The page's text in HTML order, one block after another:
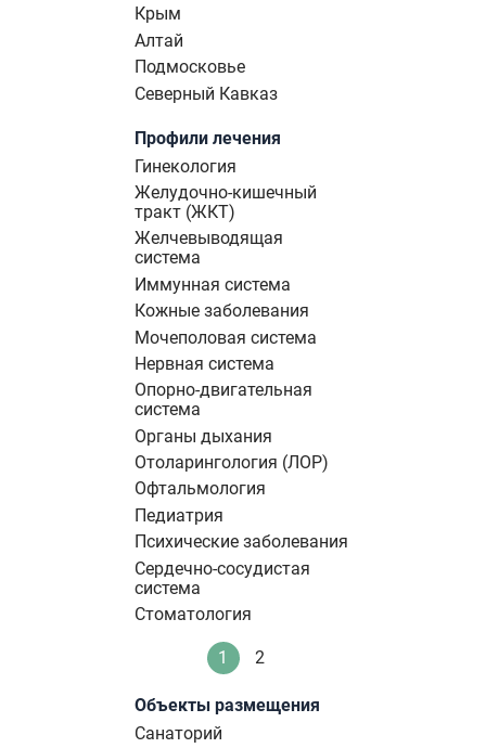
Крым
Алтай
Подмосковье
Северный Кавказ
Профили лечения
Гинекология
Желудочно-кишечный
тракт (ЖКТ)
Желчевыводящая
система
Иммунная система
Кожные заболевания
Мочеполовая система
Нервная система
Опорно-двигательная
система
Органы дыхания
Отоларингология (ЛОР)
Офтальмология
Педиатрия
Психические заболевания
Сердечно-сосудистая
система
Стоматология
Нумерация
страниц Текущая
1 Стандартное
2
Объекты размещения
Санаторий